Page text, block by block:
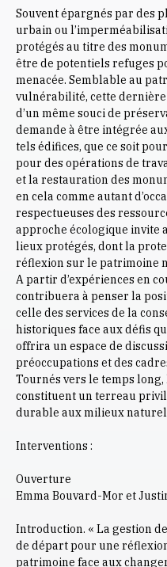
Souvent épargnés par des
urbain ou
protégés au titre des
être de potentiels refuges
menacée. Semblable au
vulnérabilité, cette dernière
d’un même souci de
demande à être intégrée
tels édifices, que ce soit
pour des opérations de
et la restauration des
en cela comme autant
respectueuses des
approche écologique invite
lieux protégés, dont la
réflexion sur le patrimoine
A partir d’expériences en
contribuera à penser la
celle des services de la
historiques face aux défis
offrira un espace de
préoccupations et des
Tournés vers le temps
constituent un terreau
durable aux milieux
Interventions :
Ouverture
Emma Bouvard-Mor et
Introduction. « La gestion
de départ pour une
patrimoine face aux